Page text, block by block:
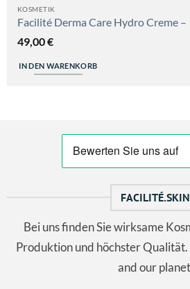
KOSMETIK
Facilité Derma Care Hydro Creme –
49,00€
IN DEN WARENKORB
FACILITÉ.SKIN
Bei uns finden Sie wirksame
Produktion und höchster
and our